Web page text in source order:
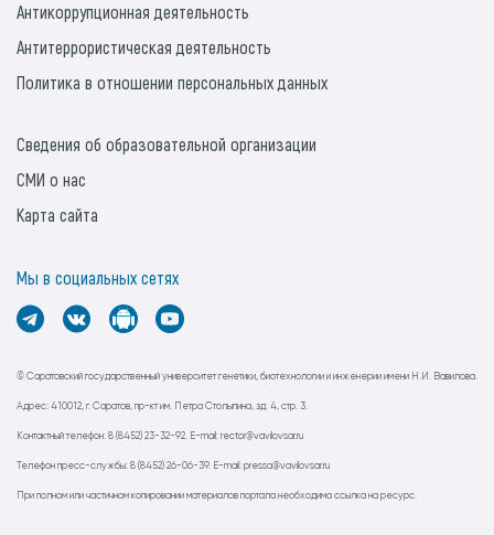
© Саратовский государственный университет генетики, биотехнологии и инженерии имени Н.И. Вавилова.
Адрес: 410012, г. Саратов, пр-кт им. Петра Столыпина, зд. 4, стр. 3.
Контактный телефон: 8 (8452) 23-32-92. E-mail: rector@vavilovsar.ru
Телефон пресс-службы: 8 (8452) 26-06-39. E-mail: pressa@vavilovsar.ru
При полном или частичном копировании материалов портала необходима ссылка на ресурс.
Антикоррупционная деятельность
Антитеррористическая деятельность
Политика в отношении персональных данных
Сведения об образовательной организации
СМИ о нас
Карта сайта
Мы в социальных сетях